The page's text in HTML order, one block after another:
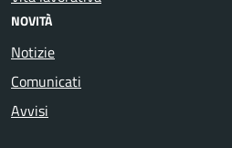
NOVITÀ
Notizie
Comunicati
Avvisi